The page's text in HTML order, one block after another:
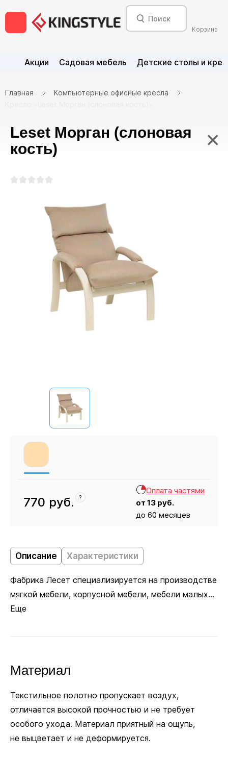
Корзина
Акции Садовая мебель Детские столы и
Главная
Компьютерные офисные кресла
Leset Морган (слоновая
кость)
770 руб. ?
Оплата частями
от 13 руб.
до 60 месяцев
Описание Характеристики
Фабрика Лесет специализируется на производстве
мягкой мебели, корпусной мебели, мебели малых...
Еще
Материал
Текстильное полотно пропускает воздух,
отличается высокой прочностью и не требует
особого ухода. Материал приятный на ощупь,
не выцветает и не деформируется.
×